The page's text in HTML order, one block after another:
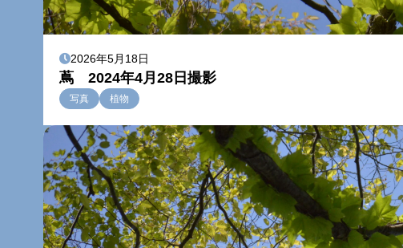
2026年5月18日
蔦 2024年4月28日撮影
写真 植物